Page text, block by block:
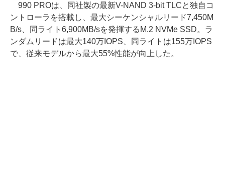
990 PROは、同社製の最新V-NAND 3-bit TLCと独自コ
ントローラを搭載し、最大シーケンシャルリード7,450M
B/s、同ライト6,900MB/sを発揮するM.2 NVMe SSD。ラ
ンダムリードは最大140万IOPS、同ライトは155万IOPS
で、従来モデルから最大55%性能が向上した。